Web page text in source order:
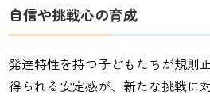
自信や挑戦心の育成
発達特性を持つ子どもたちが規則
得られる安定感が、新たな挑戦に